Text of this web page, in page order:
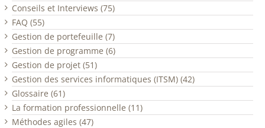
Conseils et Interviews (75)
FAQ (55)
Gestion de portefeuille (7)
Gestion de programme (6)
Gestion de projet (51)
Gestion des services informatiques (ITSM) (42)
Glossaire (61)
La formation professionnelle (11)
Méthodes agiles (47)